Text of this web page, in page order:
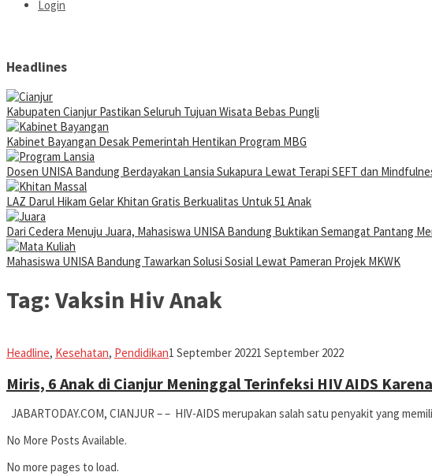
Login
Headlines
Kabupaten Cianjur Pastikan Seluruh Tujuan Wisata Bebas Pungli
Kabinet Bayangan Desak Pemerintah Hentikan Program MBG
Dosen UNISA Bandung Berdayakan Lansia Sukapura Lewat Terapi SEFT dan
LAZ Darul Hikam Gelar Khitan Gratis Berkualitas Untuk 51 Anak
Dari Cedera Menuju Juara, Mahasiswa UNISA Bandung Buktikan Semangat Pantang
Mahasiswa UNISA Bandung Tawarkan Solusi Sosial Lewat Pameran Projek MKWK
Tag: Vaksin Hiv Anak
Headline, Kesehatan, PendidikanIman
1 September 20221 September 2022
Miris, 6 Anak di Cianjur Meninggal Terinfeksi HIV AIDS
JABARTODAY.COM, CIANJUR – – HIV-AIDS merupakan salah satu penyakit yang
No More Posts Available.
No more pages to load.